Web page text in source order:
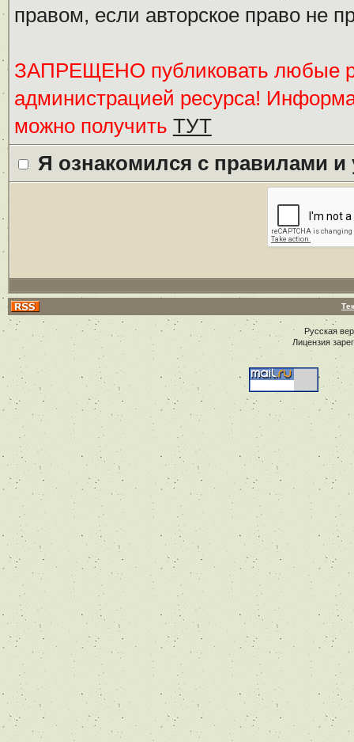
правом, если авторское право не
ЗАПРЕЩЕНО публиковать любые
администрацией ресурса!
можно получить ТУТ
Я ознакомился с правилами
Русская
Лицензия